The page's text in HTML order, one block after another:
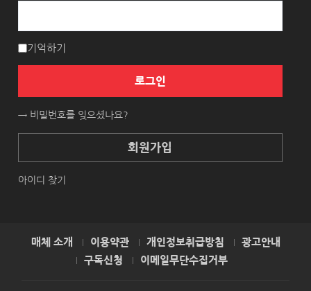
기억하기
로그인
→ 비밀번호를 잊으셨나요?
회원가입
아이디 찾기
매체 소개 이용약관 개인정보취급방침
광고안내
구독신청
이메일무단수집거부